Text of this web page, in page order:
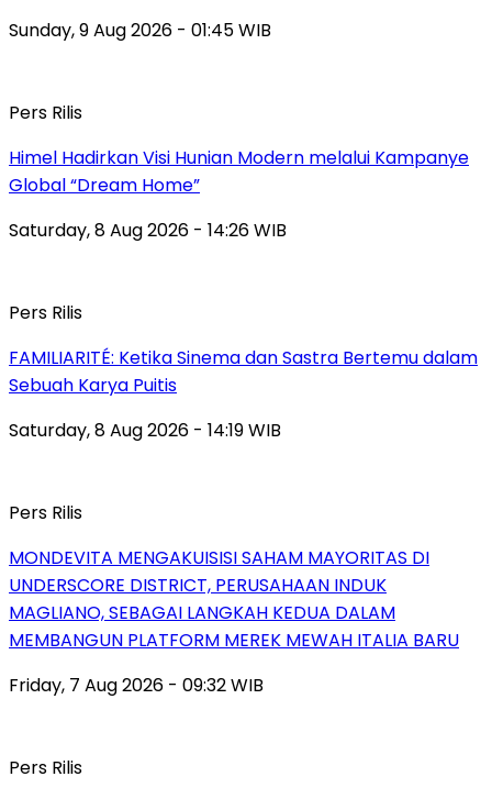
Sunday, 9 Aug 2026 - 01:45 WIB
Pers Rilis
Himel Hadirkan Visi Hunian Modern melalui Kampanye
Global “Dream Home”
Saturday, 8 Aug 2026 - 14:26 WIB
Pers Rilis
FAMILIARITÉ: Ketika Sinema dan Sastra Bertemu dalam
Sebuah Karya Puitis
Saturday, 8 Aug 2026 - 14:19 WIB
Pers Rilis
MONDEVITA MENGAKUISISI SAHAM MAYORITAS DI
UNDERSCORE DISTRICT, PERUSAHAAN INDUK
MAGLIANO, SEBAGAI LANGKAH KEDUA DALAM
MEMBANGUN PLATFORM MEREK MEWAH ITALIA BARU
Friday, 7 Aug 2026 - 09:32 WIB
Pers Rilis